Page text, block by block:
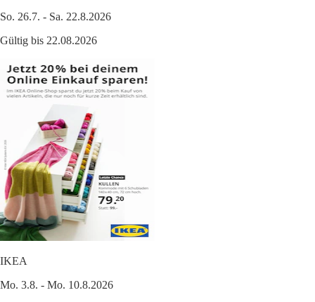
So. 26.7. - Sa. 22.8.2026
Gültig bis 22.08.2026
IKEA
Mo. 3.8. - Mo. 10.8.2026